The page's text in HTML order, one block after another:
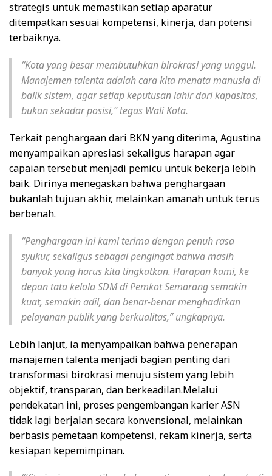
strategis untuk memastikan setiap aparatur
ditempatkan sesuai kompetensi, kinerja, dan potensi
terbaiknya.
“Kota yang besar membutuhkan birokrasi yang unggul.
Manajemen talenta adalah cara kita menata manusia di
balik sistem, agar setiap keputusan lahir dari kapasitas,
bukan sekadar posisi,” tegas Wali Kota.
Terkait penghargaan dari BKN yang diterima, Agustina
menyampaikan apresiasi sekaligus harapan agar
capaian tersebut menjadi pemicu untuk bekerja lebih
baik. Dirinya menegaskan bahwa penghargaan
bukanlah tujuan akhir, melainkan amanah untuk terus
berbenah.
“Penghargaan ini kami terima dengan penuh rasa
syukur, sekaligus sebagai pengingat bahwa masih
banyak yang harus kita tingkatkan. Harapan kami, ke
depan tata kelola SDM di Pemkot Semarang semakin
kuat, semakin adil, dan benar-benar menghadirkan
pelayanan publik yang berkualitas,” ungkapnya.
Lebih lanjut, ia menyampaikan bahwa penerapan
manajemen talenta menjadi bagian penting dari
transformasi birokrasi menuju sistem yang lebih
objektif, transparan, dan berkeadilan.Melalui
pendekatan ini, proses pengembangan karier ASN
tidak lagi berjalan secara konvensional, melainkan
berbasis pemetaan kompetensi, rekam kinerja, serta
kesiapan kepemimpinan.